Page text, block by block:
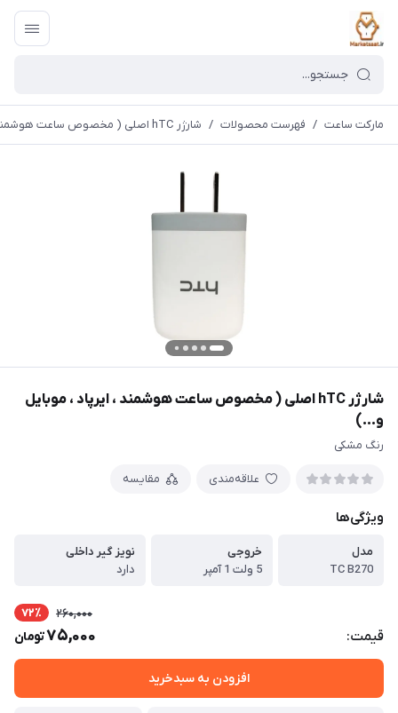
مارکت ساعت / فهرست محصولات / شارژر hTC اصلی ( مخصوص ساعت هوشمند ، ایرپاد ، موبایل و...)
شارژر hTC اصلی ( مخصوص ساعت هوشمند ، ایرپاد ، موبایل
و...)
رنگ مشکی
علاقه‌مندی مقایسه
ویژگی‌ها
مدل
TC B270
خروجی
5 ولت 1 آمپر
نویز گیر داخلی
دارد
قیمت:
260,000 72٪
75,000تومان
افزودن به سبدخرید